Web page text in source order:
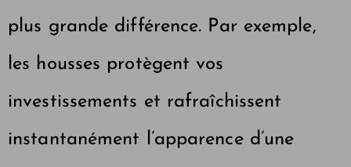
plus grande différence. Par exemple,
les housses protègent vos
investissements et rafraîchissent
instantanément l’apparence d’une